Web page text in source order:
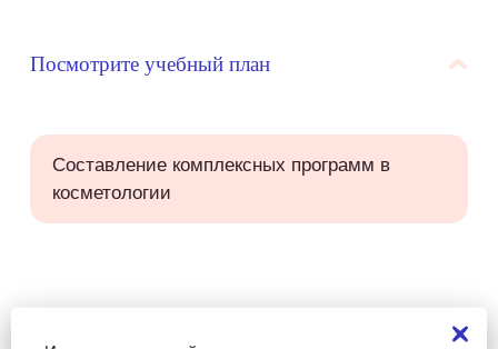
Посмотрите учебный план
Составление комплексных программ в
косметологии